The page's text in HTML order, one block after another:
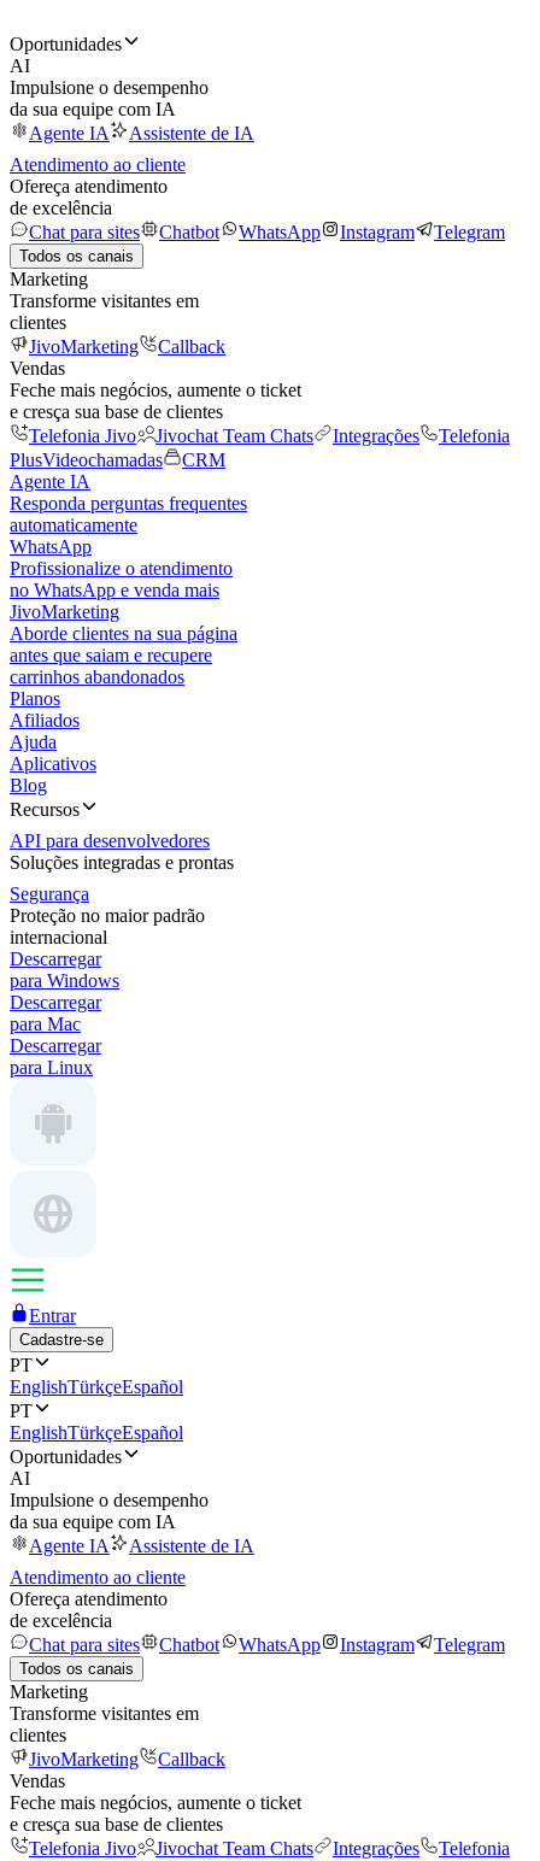
Oportunidades
AI
Impulsione o desempenho
da sua equipe com IA
Agente IA
Assistente de IA
Atendimento ao cliente
Ofereça atendimento
de excelência
Chat para sites
Chatbot WhatsApp Instagram Telegram
Todos os canais
Marketing
Transforme visitantes em
clientes
JivoMarketing
Callback
Vendas
Feche mais negócios, aumente o ticket
e cresça sua base de clientes
Telefonia Jivo
Jivochat Team Chats Integrações
Telefonia
PlusVideochamadas
CRM
Agente IA
Responda perguntas frequentes
automaticamente
WhatsApp
Profissionalize o atendimento
no WhatsApp e venda mais
JivoMarketing
Aborde clientes na sua página
antes que saiam e recupere
carrinhos abandonados
Planos
Afiliados
Ajuda
Aplicativos
Blog
Recursos
API para desenvolvedores
Soluções integradas e prontas
Segurança
Proteção no maior padrão
internacional
Descarregar
para Windows
Descarregar
para Mac
Descarregar
para Linux
Entrar
Cadastre-se
PT
EnglishTürkçeEspañol
PT
EnglishTürkçeEspañol
Oportunidades
AI
Impulsione o desempenho
da sua equipe com IA
Agente IA
Assistente de IA
Atendimento ao cliente
Ofereça atendimento
de excelência
Chat para sites
Chatbot WhatsApp Instagram Telegram
Todos os canais
Marketing
Transforme visitantes em
clientes
JivoMarketing
Callback
Vendas
Feche mais negócios, aumente o ticket
e cresça sua base de clientes
Telefonia Jivo
Jivochat Team Chats Integrações
Telefonia